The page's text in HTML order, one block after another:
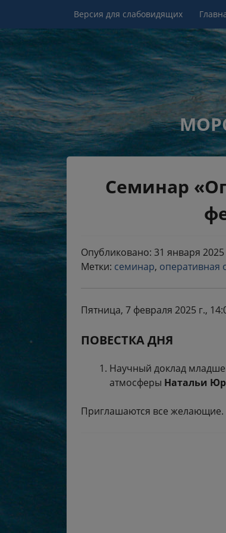
Версия для слабовидящих
Семинар
Опубликовано: 31 января 2025
Метки: семинар, оперативная
Пятница, 7 февраля 2025 г.,
ПОВЕСТКА ДНЯ
Научный доклад
атмосферы Натальи
Приглашаются все желающие.